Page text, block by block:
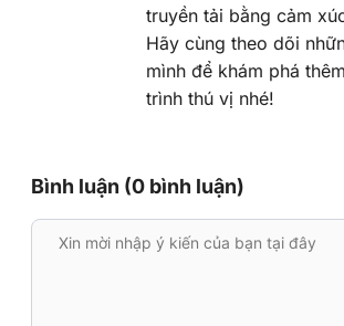
truyền tải bằng cảm
Hãy cùng theo dõi
mình để khám phá
trình thú vị nhé!
Bình luận (0 bình luận)